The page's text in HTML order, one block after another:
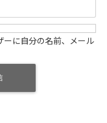
ーに自分の名前、メール